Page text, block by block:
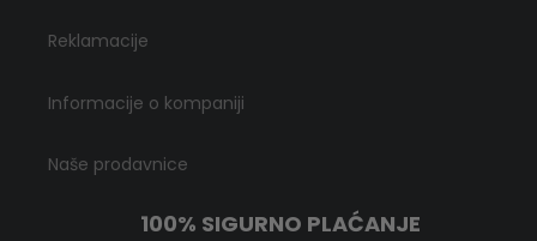
Reklamacije
Informacije o kompaniji
Naše prodavnice
100% SIGURNO PLAĆANJE